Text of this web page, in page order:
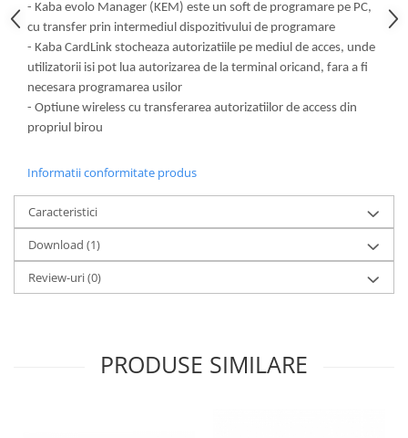
- Kaba evolo Manager (KEM) este un soft de programare pe PC,
cu transfer prin intermediul dispozitivului de programare
- Kaba CardLink stocheaza autorizatiile pe mediul de acces, unde
utilizatorii isi pot lua autorizarea de la terminal oricand, fara a fi
necesara programarea usilor
- Optiune wireless cu transferarea autorizatiilor de access din
propriul birou
Informatii conformitate produs
Caracteristici
Download (1)
Review-uri(0)
PRODUSE SIMILARE